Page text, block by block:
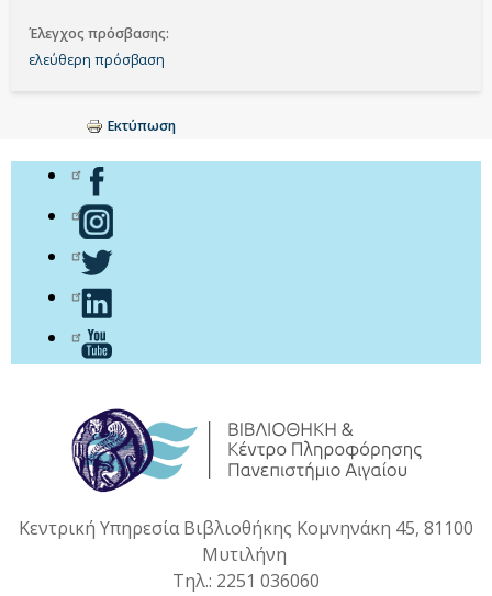
Έλεγχος πρόσβασης
ελεύθερη πρόσβαση
Εκτύπωση
Κεντρική Υπηρεσία Βιβλιοθήκης Κομνηνάκη 45, 81100
Μυτιλήνη
Τηλ.: 2251 036060